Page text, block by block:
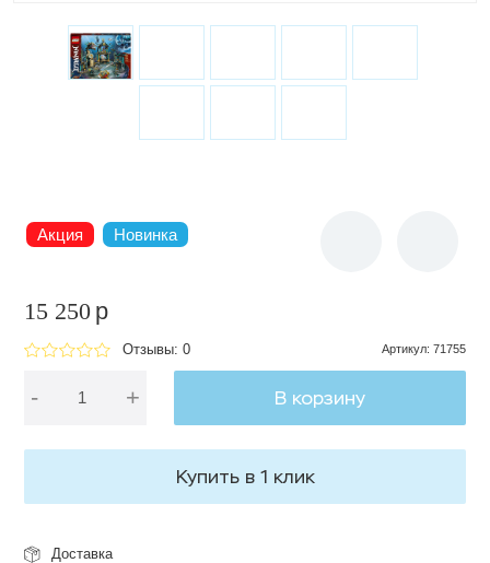
Акция Новинка
15 250 p
Отзывы: 0 Артикул: 71755
- + В корзину
Купить в 1 клик
Доставка